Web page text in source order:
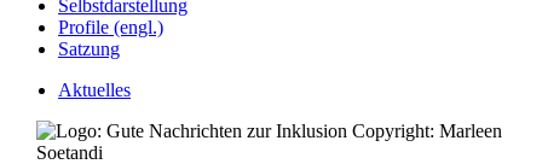
Selbstdarstellung
Profile (engl.)
Satzung
Aktuelles